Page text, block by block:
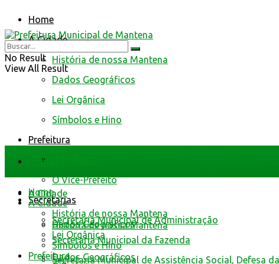
Home
A Cidade
História de nossa Mantena
Dados Geográficos
Lei Orgânica
Símbolos e Hino
Prefeitura
O Vice-Prefeito
Secretarias
Secretaria Municipal de Administração
Secretaria Municipal da Fazenda
Secretaria Municipal de Assistência Social, Defesa
No Result
View All Result
Home
A Cidade
História de nossa Mantena
Dados Geográficos
Home
A Cidade
História de nossa Mantena
Dados Geográficos
Lei Orgânica
Símbolos e Hino
Prefeitura